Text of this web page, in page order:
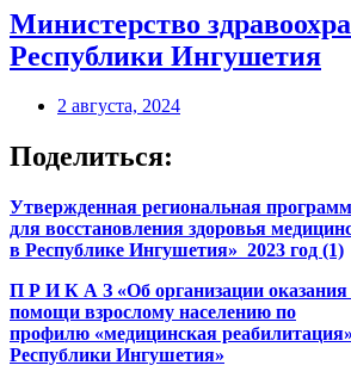
Министерство
Республики Ингушетия
2 августа, 2024
Поделиться:
Утвержденная региональная
для восстановления здоровья
в Республике Ингушетия» 2023 год (1)
П Р И К А З «Об организации оказания
помощи взрослому населению по
профилю «медицинская
Республики Ингушетия»